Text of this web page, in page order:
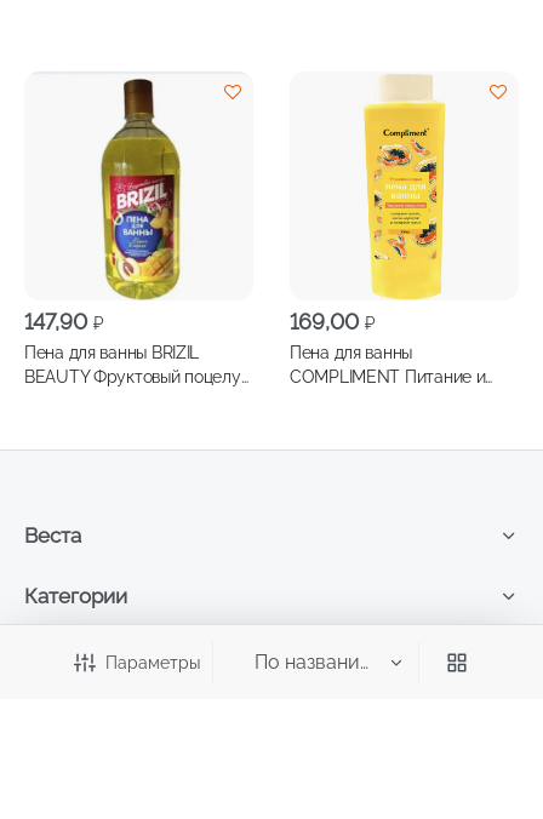
Параметры
147,90 ₽
Пена для ванны BRIZIL
BEAUTY Фруктовый поцелуй
169,00 ₽
Пена для ванны
COMPLIMENT Питание и
Категории
Категории
Веста